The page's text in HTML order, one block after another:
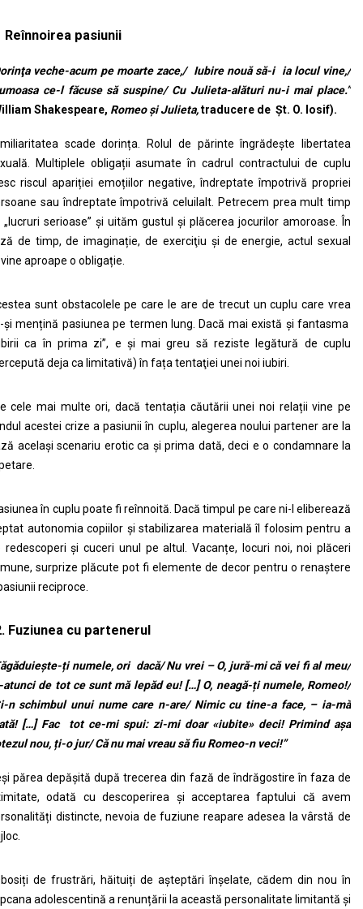
Reînnoirea pasiunii
veche-acum pe moarte zace,/ Iubire nouă să-i ia locul vine,/
ce-l făcuse să suspine/ Cu Julieta-alături nu-i mai place.”
Shakespeare, Romeo şi Julieta,traducere de Şt. O. Iosif).
scade dorința. Rolul de părinte îngrădește libertatea
Multiplele obligații asumate în cadrul contractului de cuplu
riscul apariției emoțiilor negative, îndreptate împotrivă propriei
sau îndreptate împotrivă celuilalt. Petrecem prea mult timp
„lucruri serioase” și uităm gustul și plăcerea jocurilor amoroase. În
de timp, de imaginație, de exerciţiu și de energie, actul sexual
aproape o obligație.
sunt obstacolele pe care le are de trecut un cuplu care vrea
și mențină pasiunea pe termen lung. Dacă mai există și fantasma
ca în prima zi”, e și mai greu să reziste legătură de cuplu
deja ca limitativă) în fața tentaţiei unei noi iubiri.
cele mai multe ori, dacă tentația căutării unei noi relații vine pe
acestei crize a pasiunii în cuplu, alegerea noului partener are la
același scenariu erotic ca și prima dată, deci e o condamnare la
în cuplu poate fi reînnoită. Dacă timpul pe care ni-l eliberează
autonomia copiilor și stabilizarea materială îl folosim pentru a
redescoperi și cuceri unul pe altul. Vacanțe, locuri noi, noi plăceri
surprize plăcute pot fi elemente de decor pentru o renaștere
reciproce.
Fuziunea cu partenerul
ți numele, ori dacă/ Nu vrei – O, jură-mi că vei fi al meu/
atunci de tot ce sunt mă lepăd eu! […] O, neagă-ți numele, Romeo!/
n schimbul unui nume care n-are/ Nimic cu tine-a face, – ia-mă
[…] Fac tot ce-mi spui: zi-mi doar «iubite» deci! Primind aşa
nou, ți-o jur/ Că nu mai vreau să fiu Romeo-n veci!”
părea depășită după trecerea din fază de îndrăgostire în faza de
odată cu descoperirea și acceptarea faptului că avem
distincte, nevoia de fuziune reapare adesea la vârstă de
de frustrări, hăituiți de așteptări înșelate, cădem din nou în
adolescentină a renunțării la această personalitate limitantă și